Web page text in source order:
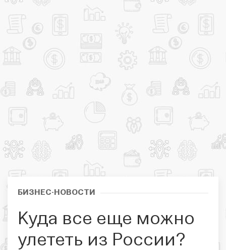
БИЗНЕС-НОВОСТИ
Куда все еще можно
улететь из России?